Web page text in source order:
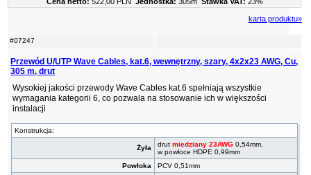
#07247
Przewód U/UTP Wave Cables, kat.6, wewnętrzny, szary, 4x2x23 AWG, Cu,
305 m, drut
Wysokiej jakości przewody Wave Cables kat.6 spełniają wszystkie
wymagania kategorii 6, co pozwala na stosowanie ich w większości
instalacji
Konstrukcja:
Żyła drutmiedziany 23AWG 0,54mm,
w powłoce HDPE 0,99mm
Powłoka
PCV 0,51mm
karta produktu»